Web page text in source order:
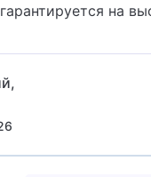
на